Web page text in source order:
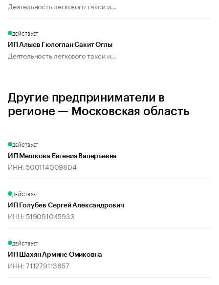
Деятельность легкового такси и...
ДЕЙСТВУЕТ
ИП Алыев Гюлоглан Сакит Оглы
Деятельность легкового такси и...
Другие предприниматели в
регионе — Московская область
ДЕЙСТВУЕТ
ИП Мешкова Евгения Валерьевна
ИНН: 500114009804
ДЕЙСТВУЕТ
ИП Голубев Сергей Александрович
ИНН: 519091045933
ДЕЙСТВУЕТ
ИП Шахян Армине Омиковна
ИНН: 711279113857